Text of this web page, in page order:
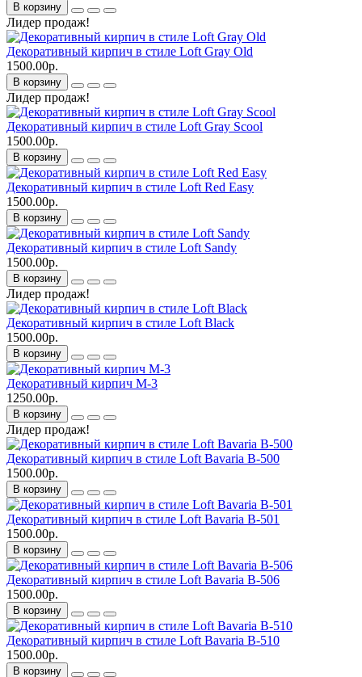
В корзину
Лидер продаж!
Декоративный кирпич в стиле Loft Gray Old
1500.00р.
В корзину
Лидер продаж!
Декоративный кирпич в стиле Loft Gray Scool
1500.00р.
В корзину
Декоративный кирпич в стиле Loft Red Easy
1500.00р.
В корзину
Декоративный кирпич в стиле Loft Sandy
1500.00р.
В корзину
Лидер продаж!
Декоративный кирпич в стиле Loft Black
1500.00р.
В корзину
Декоративный кирпич M-3
1250.00р.
В корзину
Лидер продаж!
Декоративный кирпич в стиле Loft Bavaria B-500
1500.00р.
В корзину
Декоративный кирпич в стиле Loft Bavaria B-501
1500.00р.
В корзину
Декоративный кирпич в стиле Loft Bavaria B-506
1500.00р.
В корзину
Декоративный кирпич в стиле Loft Bavaria B-510
1500.00р.
В корзину